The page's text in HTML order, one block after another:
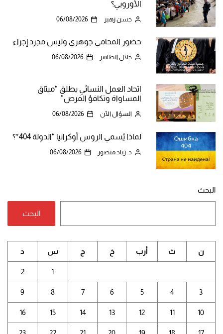
الأوروبي؟
حسن زهير 06/08/2026
حضور المحامي جوهري وليس مجرد إجراء
جلال الطاهر 06/08/2026
اتحاد العمل النسائي يطلق “ميثاق
المساواة وتكافؤ الفرص”
السؤال الآن 06/08/2026
لماذا يُسمي الروس أوكرانيا “الدولة 404″؟
د. زياد منصور 06/08/2026
البحث
البحث
ن ث أرب خ ج س د
1
2
3
4
5
6
7
8
9
10
11
12
13
14
15
16